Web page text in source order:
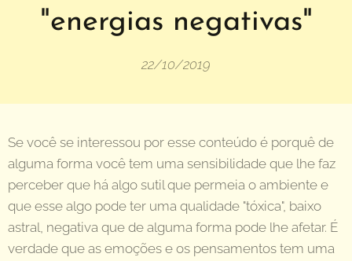
"energias negativas"
22/10/2019
Se você se interessou por esse conteúdo é porquê de
alguma forma você tem uma sensibilidade que lhe faz
perceber que há algo sutil que permeia o ambiente e
que esse algo pode ter uma qualidade "tóxica", baixo
astral, negativa que de alguma forma pode lhe afetar. É
verdade que as emoções e os pensamentos tem uma